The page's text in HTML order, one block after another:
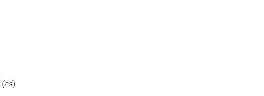
(es)